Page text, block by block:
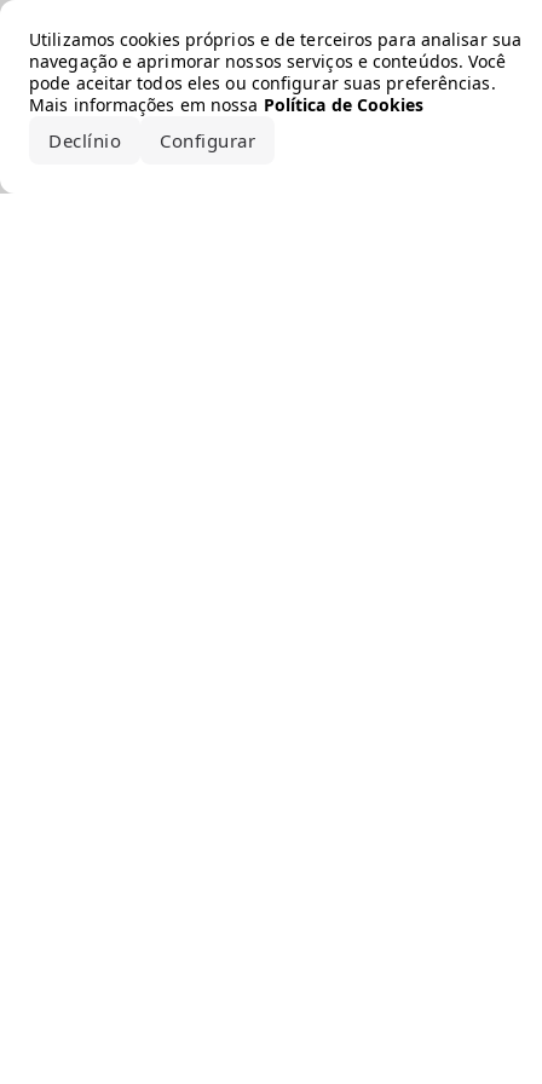
Utilizamos cookies próprios e de terceiros para analisar sua
navegação e aprimorar nossos serviços e conteúdos. Você
pode aceitar todos eles ou configurar suas preferências.
Mais informações em nossa Política de Cookies
Declínio Configurar
Error loading the brand